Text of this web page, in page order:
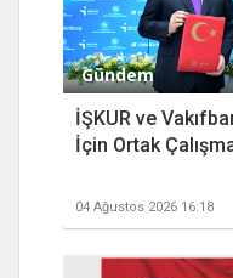
Gündem
İŞKUR ve
İçin Ortak
04 Ağustos 2026 16:18